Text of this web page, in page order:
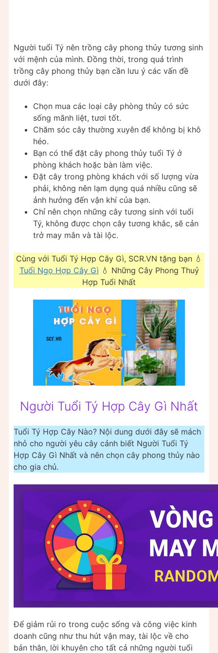
Người tuổi Tý nên trồng cây phong thủy tương sinh
với mệnh của mình. Đồng thời, trong quá trình
trồng cây phong thủy bạn cần lưu ý các vấn đề
dưới đây:
Chọn mua các loại cây phòng thủy có sức
sống mãnh liệt, tươi tốt.
Chăm sóc cây thường xuyên để không bị khô
héo.
Bạn có thể đặt cây phong thủy tuổi Tý ở
phòng khách hoặc bàn làm việc.
Đặt cây trong phòng khách với số lượng vừa
phải, không nên lạm dụng quá nhiều cũng sẽ
ảnh hưởng đến vận khí của bạn.
Chỉ nên chọn những cây tương sinh với tuổi
Tý, không được chọn cây tương khắc, sẽ cản
trở may mắn và tài lộc.
Cùng với Tuổi Tý Hợp Cây Gì, SCR.VN tặng bạn 💧
Tuổi Ngọ Hợp Cây Gì 💧 Những Cây Phong Thuỷ
Hợp Tuổi Nhất
Người Tuổi Tý Hợp Cây Gì Nhất
Tuổi Tý Hợp Cây Nào? Nội dung dưới đây sẽ mách
nhỏ cho người yêu cây cảnh biết Người Tuổi Tý
Hợp Cây Gì Nhất và nên chọn cây phong thủy nào
cho gia chủ.
Để giảm rủi ro trong cuộc sống và công việc kinh
doanh cũng như thu hút vận may, tài lộc về cho
bản thân, lời khuyên cho tất cả những người tuổi